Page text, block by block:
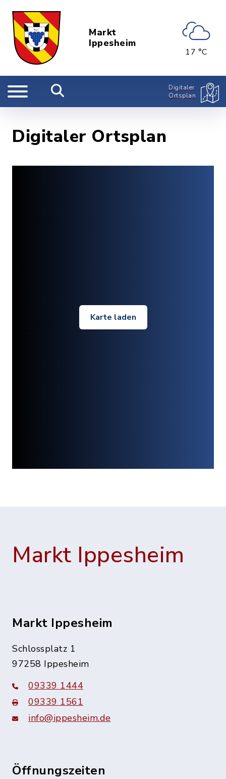
Markt
Ippesheim
17 °C
Digitaler
Ortsplan
Digitaler Ortsplan
Karte laden
Markt Ippesheim
Markt Ippesheim
Schlossplatz 1
97258 Ippesheim
09339 1444
09339 1561
info@ippesheim.de
Öffnungszeiten